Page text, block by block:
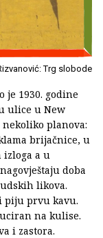
Trg slobode
je 1930. godine
ulice u New
planova:
brijačnice, u
izloga a u
doba
likova.
piju prvu kavu.
na kulise.
i zastora.